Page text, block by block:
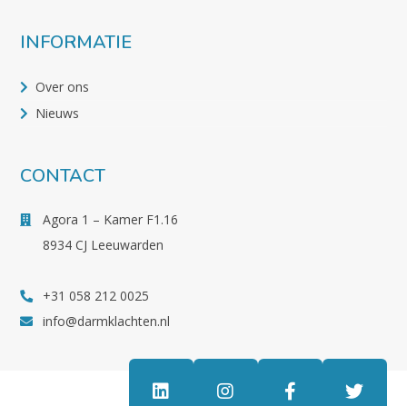
INFORMATIE
Over ons
Nieuws
CONTACT
Agora 1 – Kamer F1.16
8934 CJ Leeuwarden
+31 058 212 0025
info@darmklachten.nl